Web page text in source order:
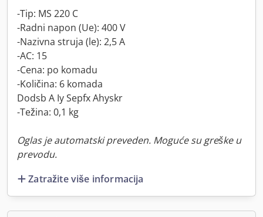
-Tip: MS 220 C
-Radni napon (Ue): 400 V
-Nazivna struja (le): 2,5 A
-AC: 15
-Cena: po komadu
-Količina: 6 komada
Dodsb A Iy Sepfx Ahyskr
-Težina: 0,1 kg
Oglas je automatski preveden. Moguće su greške u
prevodu.
Zatražite više informacija